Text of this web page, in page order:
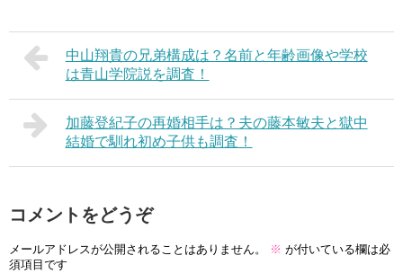
中山翔貴の兄弟構成は？名前と年齢画像や学校
は青山学院説を調査！
加藤登紀子の再婚相手は？夫の藤本敏夫と獄中
結婚で馴れ初め子供も調査！
コメントをどうぞ
メールアドレスが公開されることはありません。 ※ が付いている欄は必
須項目です